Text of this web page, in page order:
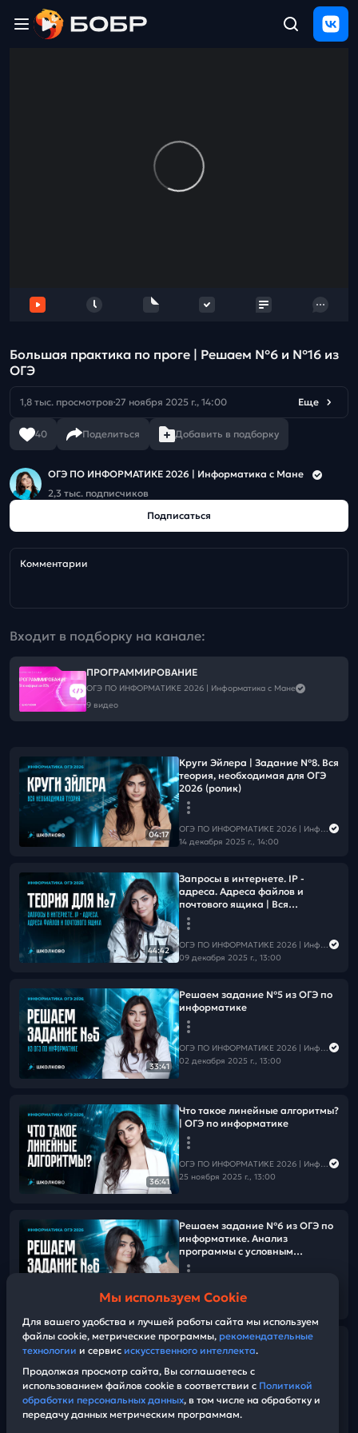
отзыв
Большая практика по проге | Решаем №6 и №16 из
ОГЭ
1,8 тыс. просмотров 27 ноября 2025 г., 14:00 Еще
40 Поделиться Добавить в подборку
ОГЭ ПО ИНФОРМАТИКЕ 2026 | Информатика с Мане
2,3 тыс. подписчиков
Подписаться
Комментарии
Входит в подборку на канале:
ПРОГРАММИРОВАНИЕ
ОГЭ ПО ИНФОРМАТИКЕ 2026 | Информатика с Мане
9 видео
04:17
Круги Эйлера | Задание №8. Вся
теория, необходимая для ОГЭ
2026 (ролик)
ОГЭ ПО ИНФОРМАТИКЕ 2026 | Информатика с Мане
14 декабря 2025 г., 14:00
44:42
Запросы в интернете. IP -
адреса. Адреса файлов и
почтового ящика | Вся
необходимая теория для №7 из
ОГЭ по информатике
ОГЭ ПО ИНФОРМАТИКЕ 2026 | Информатика с Мане
09 декабря 2025 г., 13:00
33:41
Решаем задание №5 из ОГЭ по
информатике
ОГЭ ПО ИНФОРМАТИКЕ 2026 | Информатика с Мане
02 декабря 2025 г., 13:00
36:41
Что такое линейные алгоритмы?
| ОГЭ по информатике
ОГЭ ПО ИНФОРМАТИКЕ 2026 | Информатика с Мане
25 ноября 2025 г., 13:00
01:06:52
Решаем задание №6 из ОГЭ по
информатике. Анализ
программы с условным
оператором
11 ноября 2025 г., 13:00
Трудности – это твой трамплин!
08 ноября 2025 г., 09:00
Мы используем Cookie
Для вашего удобства и лучшей работы сайта мы используем
файлы cookie, метрические программы, рекомендательные
технологии и сервис искусственного интеллекта.
Продолжая просмотр сайта, Вы соглашаетесь с
использованием файлов cookie в соответствии с Политикой
обработки персональных данных, в том числе на обработку и
передачу данных метрическим программам.